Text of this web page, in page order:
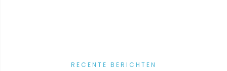
RECENTE BERICHTEN